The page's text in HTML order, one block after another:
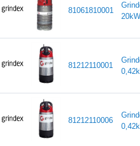
81061810001
81212110001
81212110006